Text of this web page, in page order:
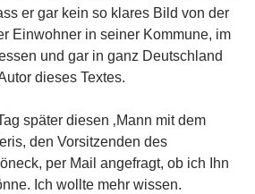
er gar kein so klares Bild von der
Einwohner in seiner Kommune, im
und gar in ganz Deutschland
dieses Textes.
später diesen ‚Mann mit dem
den Vorsitzenden des
per Mail angefragt, ob ich Ihn
Ich wollte mehr wissen.